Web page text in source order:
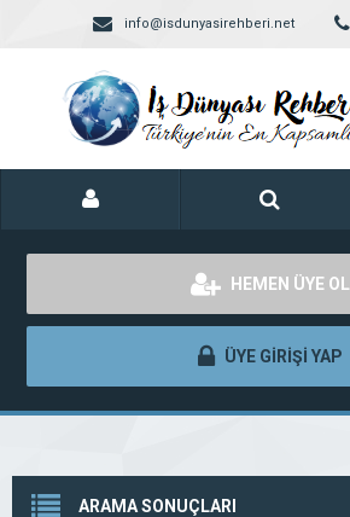
info@isdunyasirehberi.net
HEMEN ÜYE OL
ÜYE GİRİŞİ YAP
ARAMA SONUÇLARI